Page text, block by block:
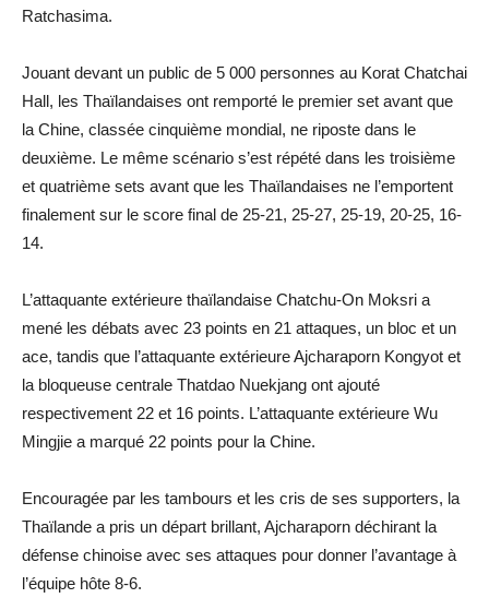
Ratchasima.
Jouant devant un public de 5 000 personnes au Korat Chatchai
Hall, les Thaïlandaises ont remporté le premier set avant que
la Chine, classée cinquième mondial, ne riposte dans le
deuxième. Le même scénario s’est répété dans les troisième
et quatrième sets avant que les Thaïlandaises ne l’emportent
finalement sur le score final de 25-21, 25-27, 25-19, 20-25, 16-
14.
L’attaquante extérieure thaïlandaise Chatchu-On Moksri a
mené les débats avec 23 points en 21 attaques, un bloc et un
ace, tandis que l’attaquante extérieure Ajcharaporn Kongyot et
la bloqueuse centrale Thatdao Nuekjang ont ajouté
respectivement 22 et 16 points. L’attaquante extérieure Wu
Mingjie a marqué 22 points pour la Chine.
Encouragée par les tambours et les cris de ses supporters, la
Thaïlande a pris un départ brillant, Ajcharaporn déchirant la
défense chinoise avec ses attaques pour donner l’avantage à
l’équipe hôte 8-6.